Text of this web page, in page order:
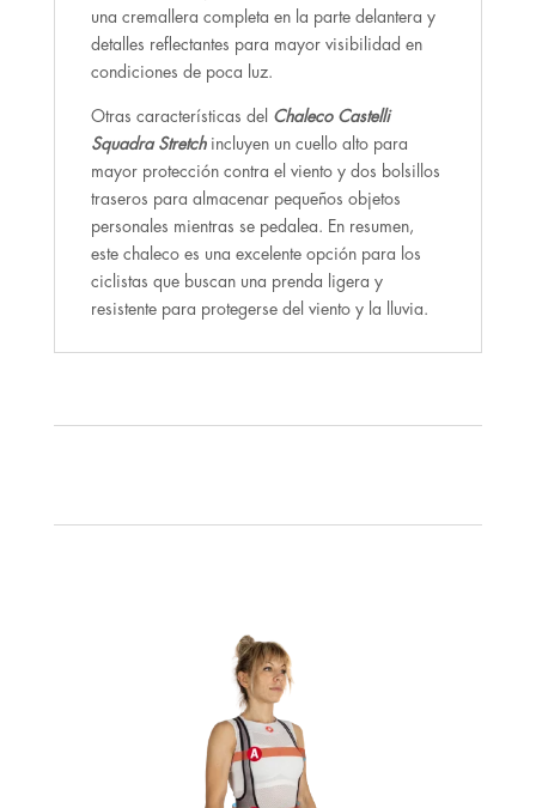
una cremallera completa en la parte delantera y
detalles reflectantes para mayor visibilidad en
condiciones de poca luz.
Otras características del Chaleco Castelli
Squadra Stretchincluyen un cuello alto para
mayor protección contra el viento y dos bolsillos
traseros para almacenar pequeños objetos
personales mientras se pedalea. En resumen,
este chaleco es una excelente opción para los
ciclistas que buscan una prenda ligera y
resistente para protegerse del viento y la lluvia.